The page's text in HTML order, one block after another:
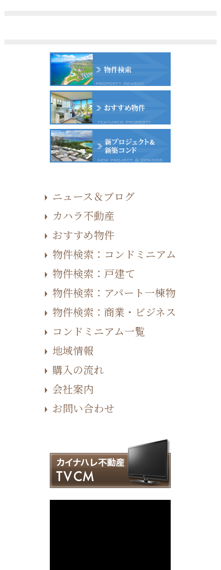
ニュース＆ブログ
カハラ不動産
おすすめ物件
物件検索：コンドミニアム
物件検索：戸建て
物件検索：アパート一棟物
物件検索：商業・ビジネス
コンドミニアム一覧
地域情報
購入の流れ
会社案内
お問い合わせ